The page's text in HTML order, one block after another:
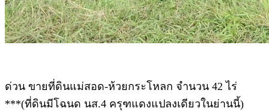
ด่วน ขายที่ดินแม่สอด-ห้วยกระโหลก จำนวน 42 ไร่
***(ที่ดินมีโฉนด นส.4 ครุฑแดงแปลงเดียวในย่านนี้)